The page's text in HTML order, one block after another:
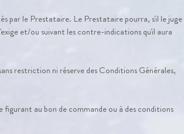
par le Prestataire. Le Prestataire pourra, s'il le juge
et/ou suivant les contre-indications qu'il aura
restriction ni réserve des Conditions Générales,
au bon de commande ou à des conditions